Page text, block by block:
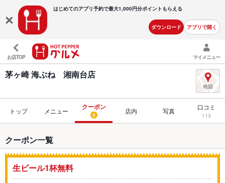
はじめてのアプリ予約で最大1,000円分ポイントもらえる
ダウンロード アプリで開く
お店TOP マイメニュー
茅ヶ崎 海ぶね 湘南台店
トップ メニュー クーポン
5 店内 写真 口コミ
113
クーポン一覧
生ビール1杯無料